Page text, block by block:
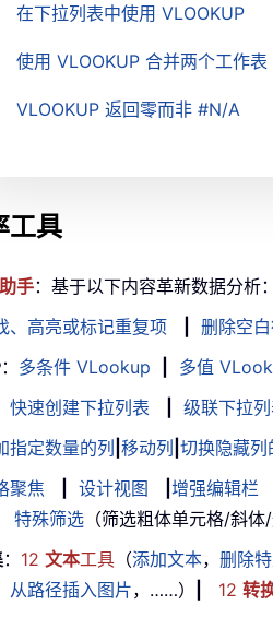
在下拉列表中使用 VLOOKUP
使用 VLOOKUP 合并两个工作表
VLOOKUP 返回零而非 #N/A
工具
手：基于以下内容革新数据分析：
、高亮或标记重复项 删除空
： 多条件 VLookup 多值
快速创建下拉列表 级联下拉
指定数量的列 移动列 切换隐藏列
聚焦 设计视图 增强编辑栏
特殊筛选 （筛选粗体单元格/斜
： 12 文本工具 （添加文本， 删除
从路径插入图片，……） 12 转